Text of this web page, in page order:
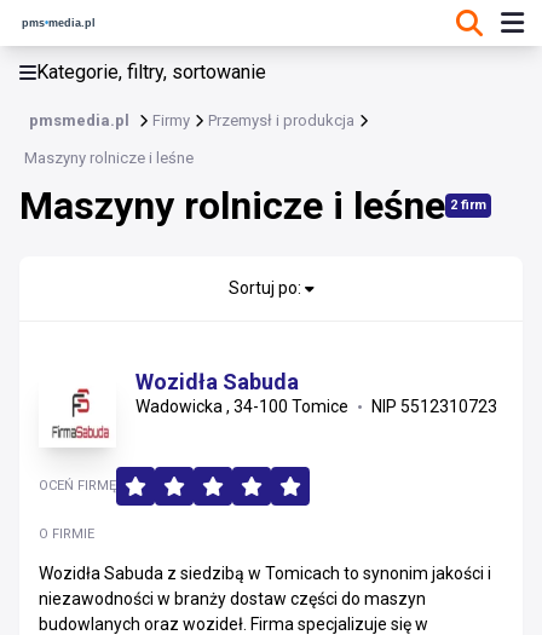
Kategorie, filtry, sortowanie
pmsmedia.pl Firmy Przemysł i produkcja
Maszyny rolnicze i leśne
Maszyny rolnicze i leśne 2 firm
Przemysł i produkcja
Maszyny i urządzenia przemysłowe
Automatyka, elektrotechnika i utrzymanie ruchu
Narzędzia i elektronarzędzia
Ogrzewanie, klimatyzacja i wentylacja
Maszyny rolnicze i leśne
Sortuj po:
Wozidła Sabuda
Wadowicka , 34-100 Tomice NIP 5512310723
O FIRMIE
Wozidła Sabuda z siedzibą w Tomicach to synonim jakości i
niezawodności w branży dostaw części do maszyn
budowlanych oraz wozideł. Firma specjalizuje się w
OCEŃ FIRMĘ